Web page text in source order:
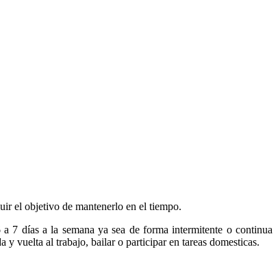
el objetivo de mantenerlo en el tiempo.
días a la semana ya sea de forma intermitente o continua
vuelta al trabajo, bailar o participar en tareas domesticas.